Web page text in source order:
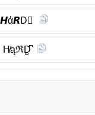
𝙃ά𝙍D⃠
H̸ąℜD̺͆